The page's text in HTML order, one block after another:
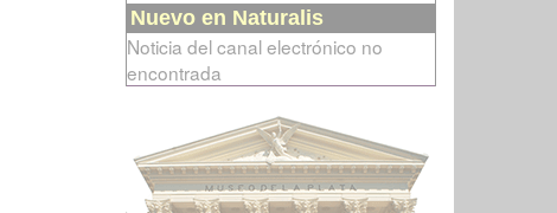
Nuevo en Naturalis
Noticia del canal electrónico no
encontrada